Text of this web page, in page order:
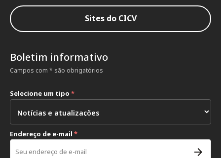
Sites do CICV
Boletim informativo
Campos com * são obrigatórios
Selecione um tipo *
Endereço de e-mail *